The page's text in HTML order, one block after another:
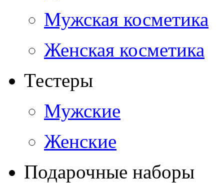
Мужская косметика
Женская косметика
Тестеры
Мужские
Женские
Подарочные наборы